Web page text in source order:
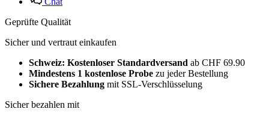
Geprüfte Qualität
Sicher und vertraut einkaufen
Schweiz: Kostenloser Standardversand ab CHF 69.90
Mindestens 1 kostenlose Probe zu jeder Bestellung
Sichere Bezahlung mit SSL-Verschlüsselung
Sicher bezahlen mit